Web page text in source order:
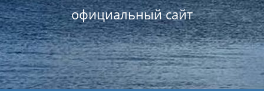
официальный сайт